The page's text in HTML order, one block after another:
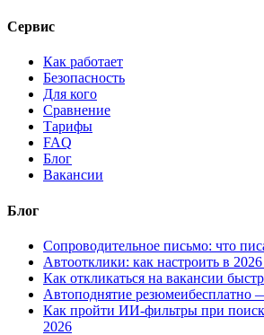
Сервис
Как работает
Безопасность
Для кого
Сравнение
Тарифы
FAQ
Блог
Вакансии
Блог
Сопроводительное письмо: что
Автоотклики: как настроить в
Как откликаться на вакансии
Автоподнятие резюмеибесплатно
Как пройти ИИ-фильтры при
2026